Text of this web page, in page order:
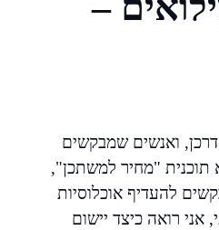
ואנשים שמבקשים
תוכנית "מחיר למשתכן",
להעדיף אוכלוסיות
רואה כיצד יישום